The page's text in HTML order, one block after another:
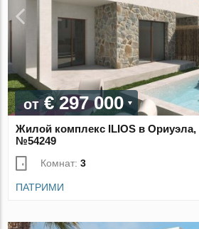
от€ 297 000
Жилой комплекс ILIOS в Ориуэла,
№54249
Комнат:3
ПАТРИМИ